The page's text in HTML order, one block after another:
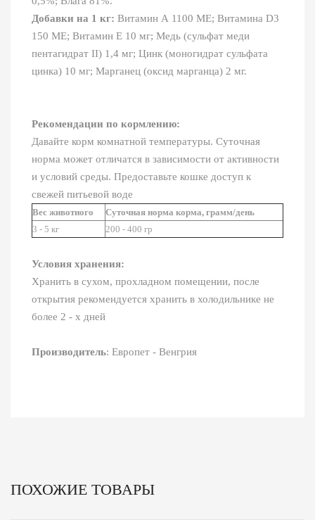
Добавки на 1 кг: Витамин А 1100 МЕ; Витамина D3
150 МЕ; Витамин Е 10 мг; Медь (сульфат меди
пентагидрат II) 1,4 мг; Цинк (моногидрат сульфата
цинка) 10 мг; Марганец (оксид марганца) 2 мг.
Рекомендации по кормлению:
Давайте корм комнатной температуры. Суточная
норма может отличатся в зависимости от активности
и условий среды. Предоставьте кошке доступ к
свежей питьевой воде
Вес животного Суточная норма корма, грамм/день
3 - 5 кг
200 - 400 гр
Условия хранения:
Хранить в сухом, прохладном помещении, после
открытия рекомендуется хранить в холодильнике не
более 2 - х дней
Производитель: Европет - Венгрия
ПОХОЖИЕ ТОВАРЫ